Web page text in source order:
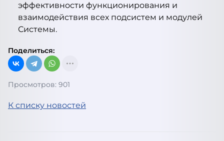
эффективности функционирования и
взаимодействия всех подсистем и модулей
Системы.
Поделиться:
Просмотров: 901
К списку новостей